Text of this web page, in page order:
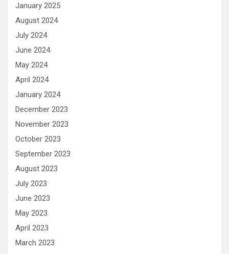
January 2025
August 2024
July 2024
June 2024
May 2024
April 2024
January 2024
December 2023
November 2023
October 2023
September 2023
August 2023
July 2023
June 2023
May 2023
April 2023
March 2023